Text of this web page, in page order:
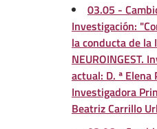
03.05 -
Investigación:
la conducta de la
NEUROINGEST.
actual: D. ª Elena
Investigadora
Beatriz Carrillo